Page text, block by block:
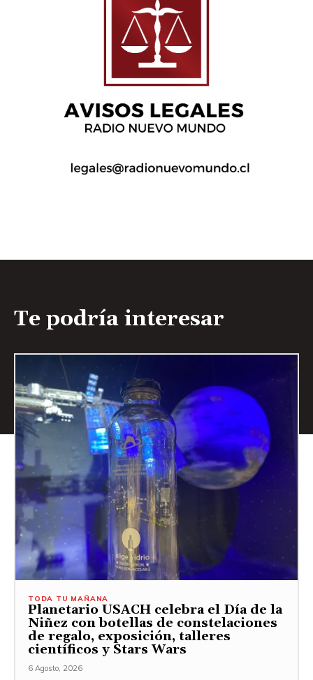
Te podría interesar
TODA TU MAÑANA
Planetario USACH celebra el Día de la
Niñez con botellas de constelaciones
de regalo, exposición, talleres
científicos y Stars Wars
6 Agosto, 2026